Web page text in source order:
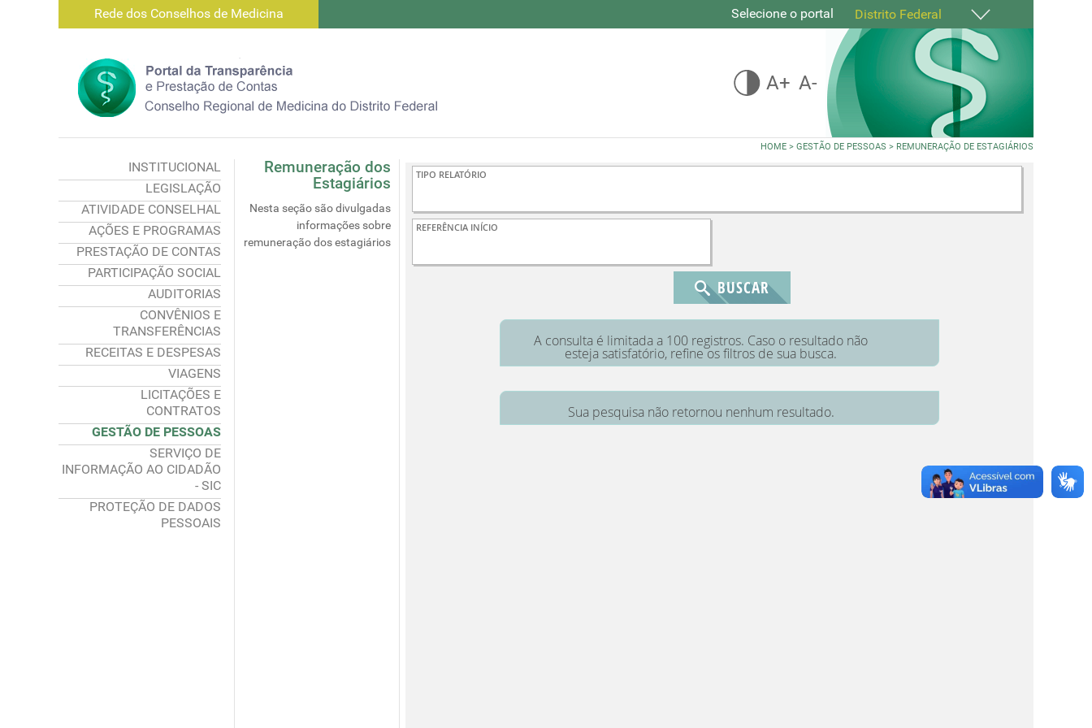
Rede dos Conselhos de Medicina Selecione o portal Distrito Federal
A+ A-
HOME > GESTÃO DE PESSOAS > REMUNERAÇÃO DE ESTAGIÁRIOS
INSTITUCIONAL
LEGISLAÇÃO
ATIVIDADE CONSELHAL
AÇÕES E PROGRAMAS
PRESTAÇÃO DE CONTAS
PARTICIPAÇÃO SOCIAL
AUDITORIAS
CONVÊNIOS E
TRANSFERÊNCIAS
RECEITAS E DESPESAS
VIAGENS
LICITAÇÕES E
CONTRATOS
GESTÃO DE PESSOAS
SERVIÇO DE
INFORMAÇÃO AO CIDADÃO
- SIC
PROTEÇÃO DE DADOS
PESSOAIS
Remuneração dos
Estagiários
Nesta seção são divulgadas
informações sobre
remuneração dos estagiários